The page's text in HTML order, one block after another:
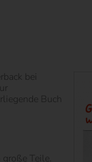
bei
Buch
Teile.